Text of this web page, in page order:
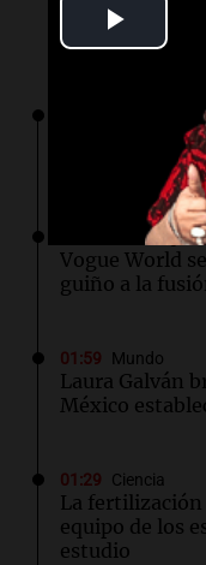
Descuentos
TechCrunch
Tecnología
Vogue World
guiño a la
01:59 Mundo
Laura Galván
México
01:29 Ciencia
La fertilización
equipo de los
estudio